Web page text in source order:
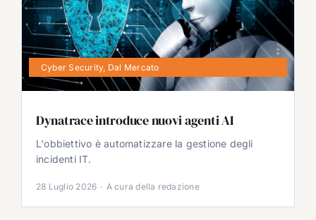
Cyber Security, Dal Mercato
Dynatrace introduce nuovi agenti AI
L'obbiettivo è automatizzare la gestione degli
incidenti IT.
28 Luglio 2026 · A cura della redazione